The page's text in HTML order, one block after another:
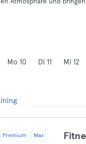
Atmosphäre und
Mo 10 Di 11 Mi 12
Premium Max